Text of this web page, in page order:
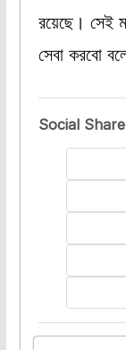
রয়েছে। সেই
সেবা করবো
Social